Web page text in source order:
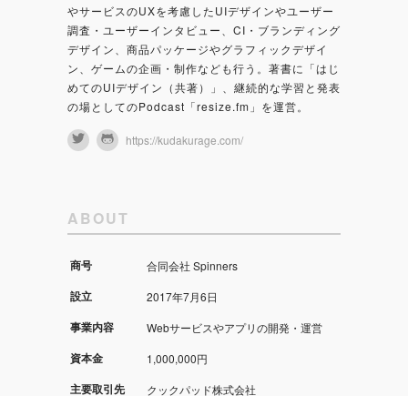
やサービスのUXを考慮したUIデザインやユーザー
調査・ユーザーインタビュー、CI・ブランディング
デザイン、商品パッケージやグラフィックデザイ
ン、ゲームの企画・制作なども行う。著書に「はじ
めてのUIデザイン（共著）」、継続的な学習と発表
の場としてのPodcast「resize.fm」を運営。
https://kudakurage.com/
ABOUT
商号 合同会社 Spinners
設立 2017年7月6日
事業内容 Webサービスやアプリの開発・運営
資本金 1,000,000円
主要取引先 クックパッド株式会社